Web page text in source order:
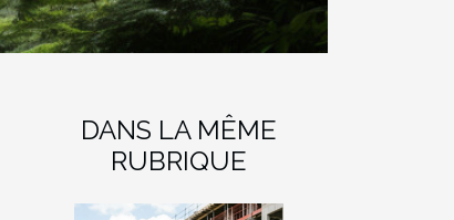
DANS LA MÊME
RUBRIQUE